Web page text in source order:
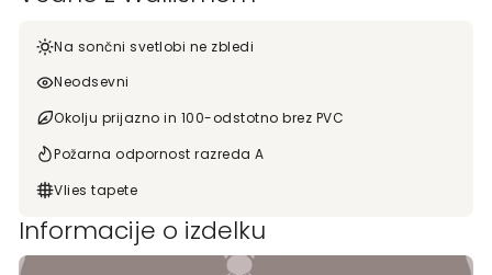
Na sončni svetlobi ne zbledi
Neodsevni
Okolju prijazno in 100-odstotno brez PVC
Požarna odpornost razreda A
Vlies tapete
Informacije o izdelku